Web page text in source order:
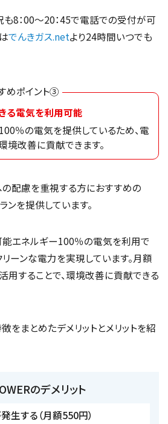
も8：00～20：45で電話での受付が可
でんきガス.netより24時間いつでも
めポイント③
る電気を利用可能
％の電気を提供しているため、電
改善に貢献できます。
の配慮を重視する方におすすめの
ンを提供しています。
能エネルギー100％の電気を利用で
ーンな電力を実現しています。月額
することで、環境改善に貢献できる
をまとめたデメリットとメリットを紹
のデメリット
生する（月額550円）